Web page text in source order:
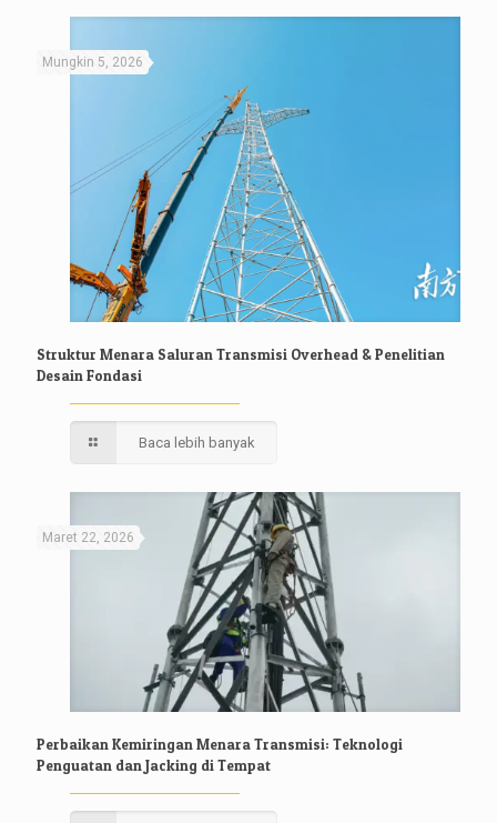
Mungkin 5, 2026
Struktur Menara Saluran Transmisi Overhead & Penelitian
Desain Fondasi
Baca lebih banyak
Maret 22, 2026
Perbaikan Kemiringan Menara Transmisi: Teknologi
Penguatan dan Jacking di Tempat